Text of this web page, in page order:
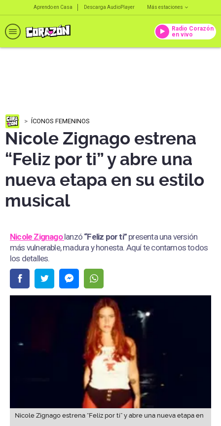
Aprendo en Casa Descarga AudioPlayer Más estaciones
Radio Corazón
en vivo
ÍCONOS FEMENINOS
Nicole Zignago estrena
“Feliz por ti” y abre una
nueva etapa en su estilo
musical
Nicole Zignagolanzó “Feliz por ti” presenta una versión
más vulnerable, madura y honesta. Aquí te contamos todos
los detalles.
Nicole Zignago estrena “Feliz por ti” y abre una nueva etapa en